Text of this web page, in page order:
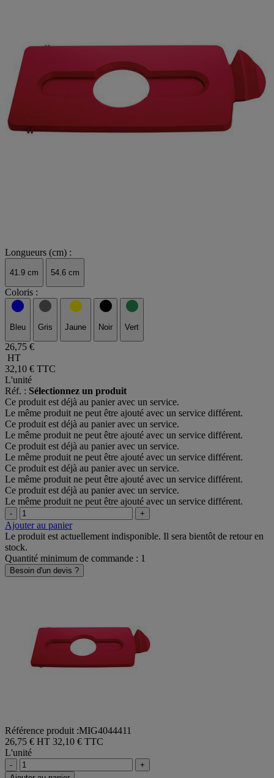
Longueurs (cm) :
41.9 cm 54.6 cm
Coloris :
Bleu Gris Jaune Noir Vert
26,75 €
HT
32,10 € TTC
L'unité
Réf. : Sélectionnez un produit
Ce produit est déjà au panier avec un service.
Le même produit ne peut être ajouté avec un service différent.
Ce produit est déjà au panier avec un service.
Le même produit ne peut être ajouté avec un service différent.
Ce produit est déjà au panier avec un service.
Le même produit ne peut être ajouté avec un service différent.
Ce produit est déjà au panier avec un service.
Le même produit ne peut être ajouté avec un service différent.
Ce produit est déjà au panier avec un service.
Le même produit ne peut être ajouté avec un service différent.
- +
Ajouter au panier
Le produit est actuellement indisponible. Il sera bientôt de retour en
stock.
Quantité minimum de commande : 1
Besoin d'un devis ?
Référence produit :MIG4044411
26,75 € HT 32,10 € TTC
L'unité
-
+